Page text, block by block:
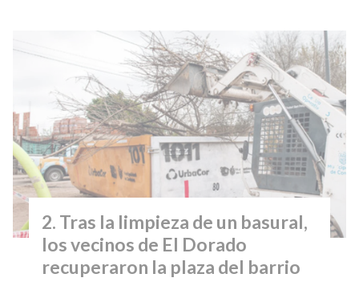
Tras la limpieza de un basural,
los vecinos de El Dorado
recuperaron la plaza del barrio